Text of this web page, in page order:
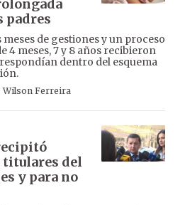
padres
meses de gestiones y un proceso
4 meses, 7 y 8 años recibieron
dentro del esquema
Wilson Ferreira
titulares del
y para no